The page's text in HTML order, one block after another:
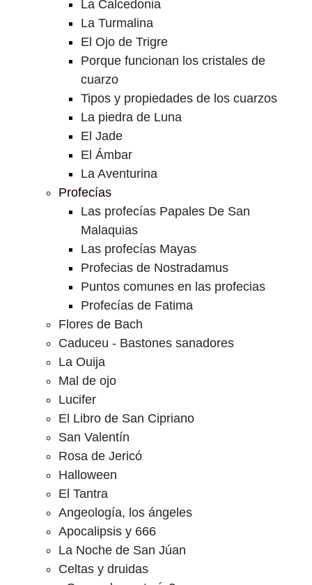
La Calcedonia
La Turmalina
El Ojo de Trigre
Porque funcionan los cristales de
cuarzo
Tipos y propiedades de los cuarzos
La piedra de Luna
El Jade
El Ámbar
La Aventurina
Profecías
Las profecías Papales De San
Malaquias
Las profecías Mayas
Profecias de Nostradamus
Puntos comunes en las profecias
Profecías de Fatima
Flores de Bach
Caduceu - Bastones sanadores
La Ouija
Mal de ojo
Lucifer
El Libro de San Cipriano
San Valentín
Rosa de Jericó
Halloween
El Tantra
Angeología, los ángeles
Apocalipsis y 666
La Noche de San Júan
Celtas y druidas